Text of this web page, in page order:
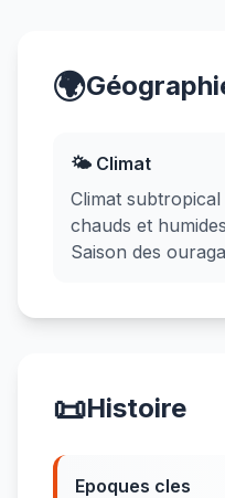
🌍
🌤️ Climat
Climat
chauds et
Saison des
📜Histoire
Epoques cles